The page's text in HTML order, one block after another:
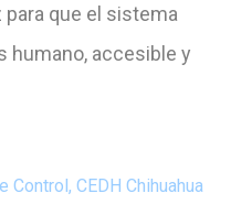
para que el sistema
humano, accesible y
CEDH Chihuahua